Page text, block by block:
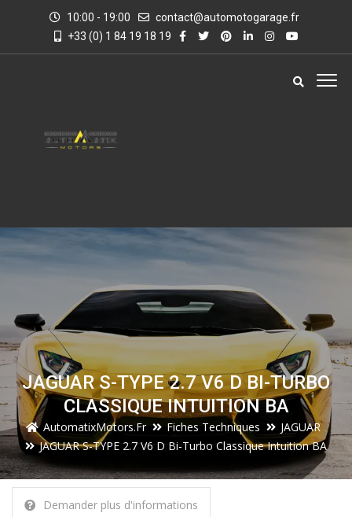
10:00 - 19:00
contact@automotogarage.fr
+33 (0) 1 84 19 18 19
JAGUAR S-TYPE 2.7 V6 D BI-TURBO
CLASSIQUE INTUITION BA
AutomatixMotors.fr Fiches Techniques
JAGUAR
JAGUAR S-TYPE 2.7 V6 D Bi-Turbo Classique Intuition BA
Demander plus d'informations